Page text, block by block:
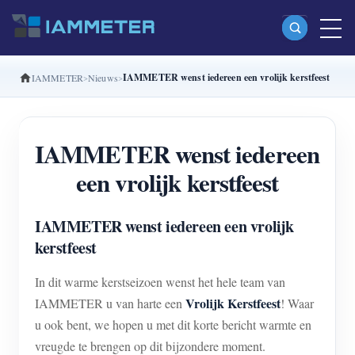
Producten
Enkelfasige Wi-Fi-energiemeter (WEM3080)
Split-phase Wi-Fi-energiemeter (WEM2067)
Driefasige Wi-Fi-energiemeter (WEM3080T)
Driefasige Wi-Fi-energiemeter (WEM3050T)
IAMMETER Cloud Pro
Self-hostingservice
IAMMETER Nieuws IAMMETER wenst iedereen een vrolijk kerstfeest
IAMMETER wenst iedereen
een vrolijk kerstfeest
IAMMETER wenst iedereen een vrolijk
kerstfeest
In dit warme kerstseizoen wenst het hele team van
IAMMETER u van harte eenVrolijk Kerstfeest! Waar
u ook bent, we hopen u met dit korte bericht warmte en
vreugde te brengen op dit bijzondere moment.